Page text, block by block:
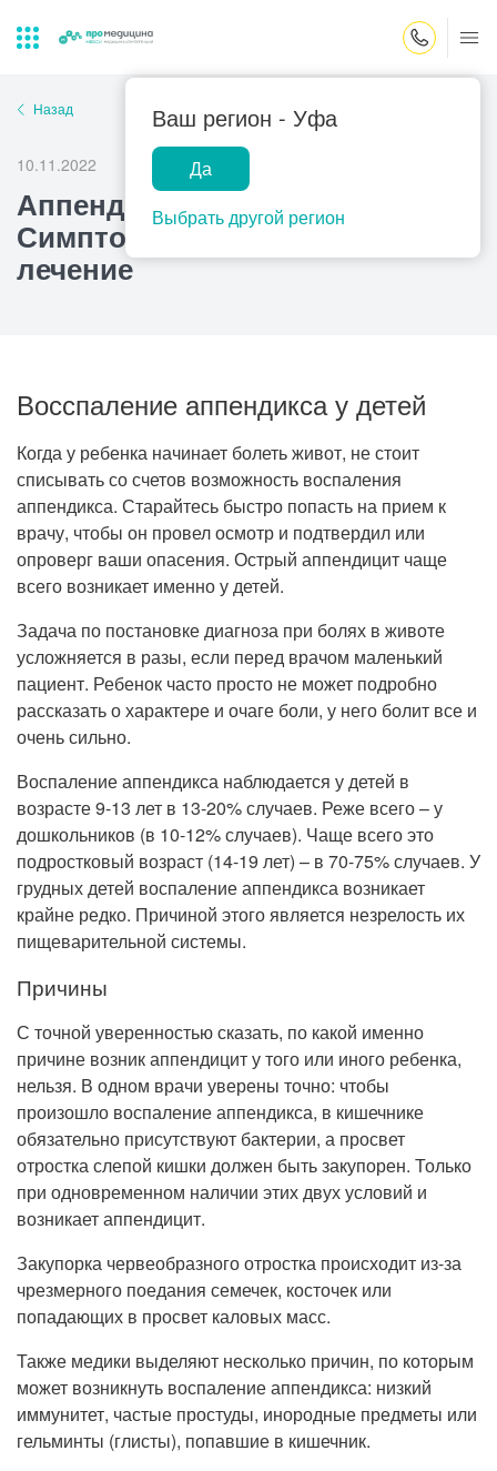
Ваш регион - Уфа
Да
Выбрать другой регион
Лабораторная
диагностика
ПроМедицина
онлайн
Закрыть поиск
Популярные запросы
Прием врача-гинеколога
УЗИ
Прием врача-кардиолога
Рентгенология
Назад
10.11.2022
Аппендицит у детей.
Симптомы, диагностика,
лечение
Восспаление аппендикса у детей
Когда у ребенка начинает болеть живот, не стоит
списывать со счетов возможность воспаления
аппендикса. Старайтесь быстро попасть на прием к
врачу, чтобы он провел осмотр и подтвердил или
опроверг ваши опасения. Острый аппендицит чаще
всего возникает именно у детей.
Задача по постановке диагноза при болях в животе
усложняется в разы, если перед врачом маленький
пациент. Ребенок часто просто не может подробно
рассказать о характере и очаге боли, у него болит все и
очень сильно.
Воспаление аппендикса наблюдается у детей в
возрасте 9-13 лет в 13-20% случаев. Реже всего – у
дошкольников (в 10-12% случаев). Чаще всего это
подростковый возраст (14-19 лет) – в 70-75% случаев. У
грудных детей воспаление аппендикса возникает
крайне редко. Причиной этого является незрелость их
пищеварительной системы.
Причины
С точной уверенностью сказать, по какой именно
причине возник аппендицит у того или иного ребенка,
нельзя. В одном врачи уверены точно: чтобы
произошло воспаление аппендикса, в кишечнике
обязательно присутствуют бактерии, а просвет
отростка слепой кишки должен быть закупорен. Только
при одновременном наличии этих двух условий и
возникает аппендицит.
Закупорка червеобразного отростка происходит из-за
чрезмерного поедания семечек, косточек или
попадающих в просвет каловых масс.
Также медики выделяют несколько причин, по которым
может возникнуть воспаление аппендикса: низкий
иммунитет, частые простуды, инородные предметы или
гельминты (глисты), попавшие в кишечник.